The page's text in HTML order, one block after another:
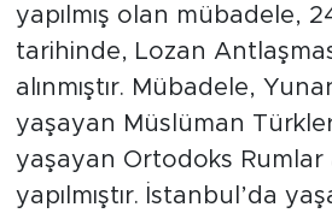
yapılmış olan mübadele,
tarihinde, Lozan
alınmıştır. Mübadele,
yaşayan Müslüman
yaşayan Ortodoks Rumlar
yapılmıştır. İstanbul’da